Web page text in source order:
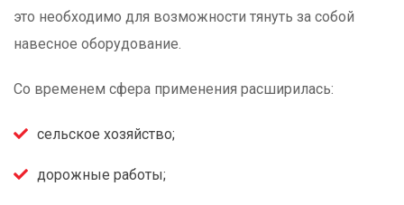
это необходимо для возможности тянуть за собой
навесное оборудование.
Со временем сфера применения расширилась:
сельское хозяйство;
дорожные работы;